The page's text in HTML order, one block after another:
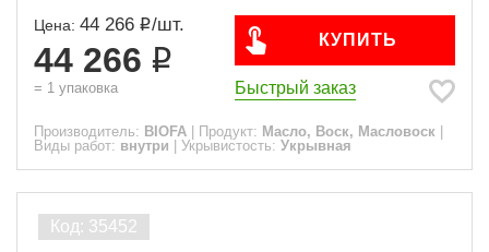
Цена: 44 266 /шт.
44 266
= 1 упаковка
КУПИТЬ
Быстрый заказ
Производитель: BIOFA Продукт: Масло, Воск, Масловоск
Виды работ: внутри Укрывистость: Укрывная